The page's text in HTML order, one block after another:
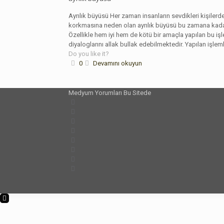
Ayrılık büyüsü Her zaman insanların sevdikleri
korkmasına neden olan ayrılık büyüsü bu zamana
Özellikle hem iyi hem de kötü bir amaçla yapılan bu
diyaloglarını allak bullak edebilmektedir. Yapılan
Do you like it?
0
Devamını okuyun
Medyum Yorumları Bu Sitede